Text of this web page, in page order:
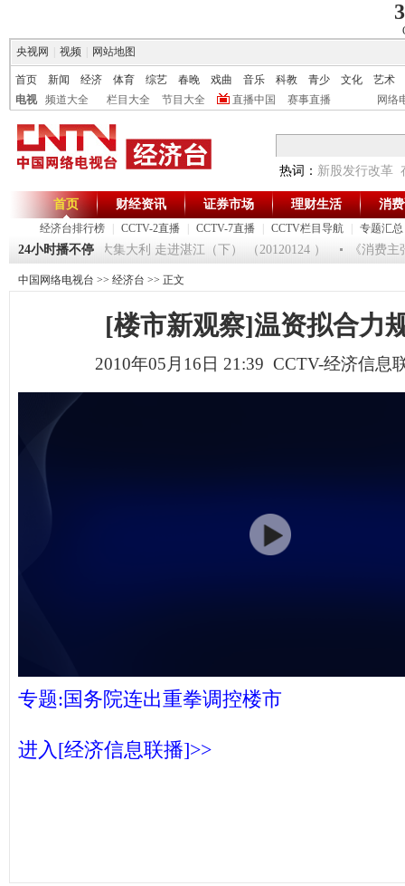
央视网
视频 网站地图
首页 新闻 经济 体育 综艺 春晚 戏曲 音乐 科教 青少 文化
艺术
电视
频道大全 栏目大全 节目大全 直播中国 赛事直播 网络
热词： 新股发行改革
首页
经济台排行榜 CCTV-2直播 CCTV-7直播 CCTV栏目导航 专题汇总
财经资讯 证券市场 理财生活 消
24小时播不停
[生财有道]大集大利 走进湛江（下） （20120124 ） 《消费主
中国网络电视台 >> 经济台 >> 正文
[楼市新观察]温资拟合力
2010年05月16日 21:39 CCTV-经济信息
专题:国务院连出重拳调控楼市
进入[经济信息联播]>>